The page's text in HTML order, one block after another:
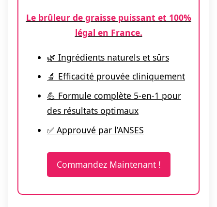
Le brûleur de graisse puissant et 100%
légal en France.
🌿 Ingrédients naturels et sûrs
🔬 Efficacité prouvée cliniquement
💪 Formule complète 5-en-1 pour
des résultats optimaux
✅ Approuvé par l’ANSES
Commandez Maintenant !